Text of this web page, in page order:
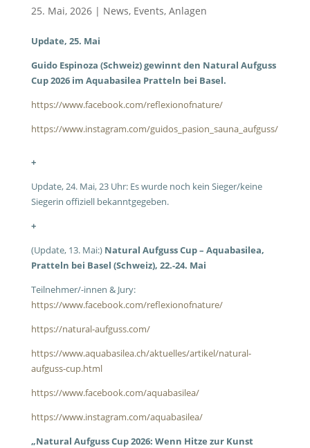
25. Mai, 2026| News, Events, Anlagen
Update, 25. Mai
Guido Espinoza (Schweiz) gewinnt den Natural Aufguss
Cup 2026 im Aquabasilea Pratteln bei Basel.
https://www.facebook.com/reflexionofnature/
https://www.instagram.com/guidos_pasion_sauna_aufguss/
+
Update, 24. Mai, 23 Uhr: Es wurde noch kein Sieger/keine
Siegerin offiziell bekanntgegeben.
+
(Update, 13. Mai:) Natural Aufguss Cup – Aquabasilea,
Pratteln bei Basel (Schweiz), 22.-24. Mai
Teilnehmer/-innen & Jury:
https://www.facebook.com/reflexionofnature/
https://natural-aufguss.com/
https://www.aquabasilea.ch/aktuelles/artikel/natural-
aufguss-cup.html
https://www.facebook.com/aquabasilea/
https://www.instagram.com/aquabasilea/
„Natural Aufguss Cup 2026: Wenn Hitze zur Kunst